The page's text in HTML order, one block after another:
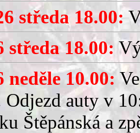
středa 18.00:
středa 18.00:
neděle 10.00:
auty v
Štěpánská a